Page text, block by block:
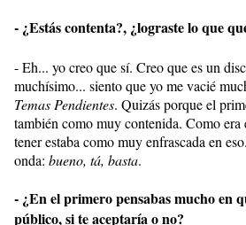
- ¿Estás contenta?, ¿lograste lo que
- Eh... yo creo que sí. Creo que es un
muchísimo... siento que yo me vacié
Temas Pendientes. Quizás porque el
también como muy contenida. Como
tener estaba como muy enfrascada en
onda: bueno, tá, basta.
- ¿En el primero pensabas mucho en
público, si te aceptaría o no?